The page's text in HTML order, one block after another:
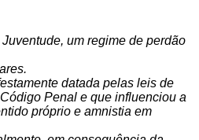
um regime de perdão
datada pelas leis de
Penal e que influenciou a
próprio e amnistia em